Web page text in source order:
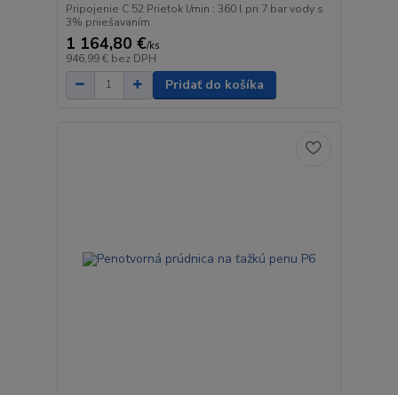
Pripojenie C 52 Prietok l/min : 360 l pri 7 bar vody s
3% priiešavaním
1 164,80 €/ks
946,99 € bez DPH
Pridať do košíka